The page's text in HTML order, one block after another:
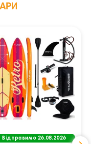
Відправимо 26.08.2026